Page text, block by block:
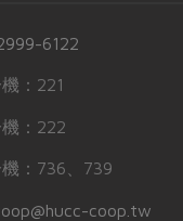
6122
：221
：222
：736、739
coop.tw